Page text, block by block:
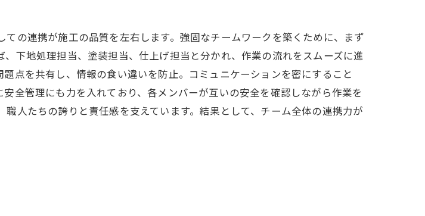
の連携が施工の品質を左右します。強固なチームワークを築くために、まず
下地処理担当、塗装担当、仕上げ担当と分かれ、作業の流れをスムーズに進
点を共有し、情報の食い違いを防止。コミュニケーションを密にすること
全管理にも力を入れており、各メンバーが互いの安全を確認しながら作業を
人たちの誇りと責任感を支えています。結果として、チーム全体の連携力が